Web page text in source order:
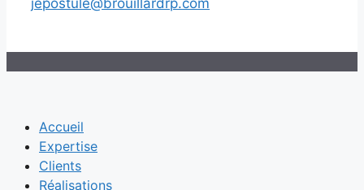
Accueil
Expertise
Clients
Réalisations